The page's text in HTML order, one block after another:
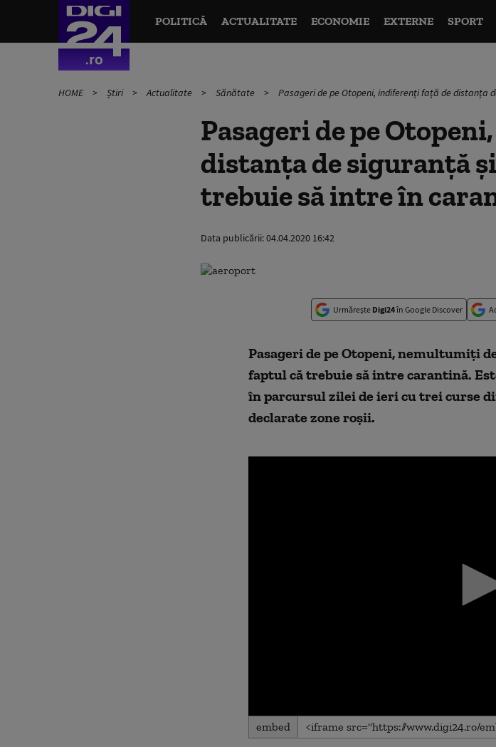
POLITICĂ ACTUALITATE ECONOMIE EXTERNE SPORT
HOME Știri Actualitate Sănătate Pasageri de pe Otopeni, indiferenți față de
Pasageri de pe
distanța de siguranță
trebuie să intre în
Data publicării:04.04.2020 16:42
Urmărește Digi24în Google Discover
Pasageri de pe Otopeni, nemultumiți
faptul că trebuie să intre carantină.
în parcursul zilei de ieri cu trei curse
declarate zone roșii.
0
seconds
embed